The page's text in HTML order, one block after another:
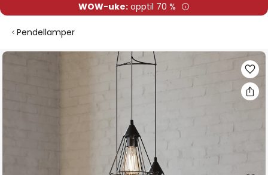
WOW-uke: opptil 70 %
Pendellamper
Gå